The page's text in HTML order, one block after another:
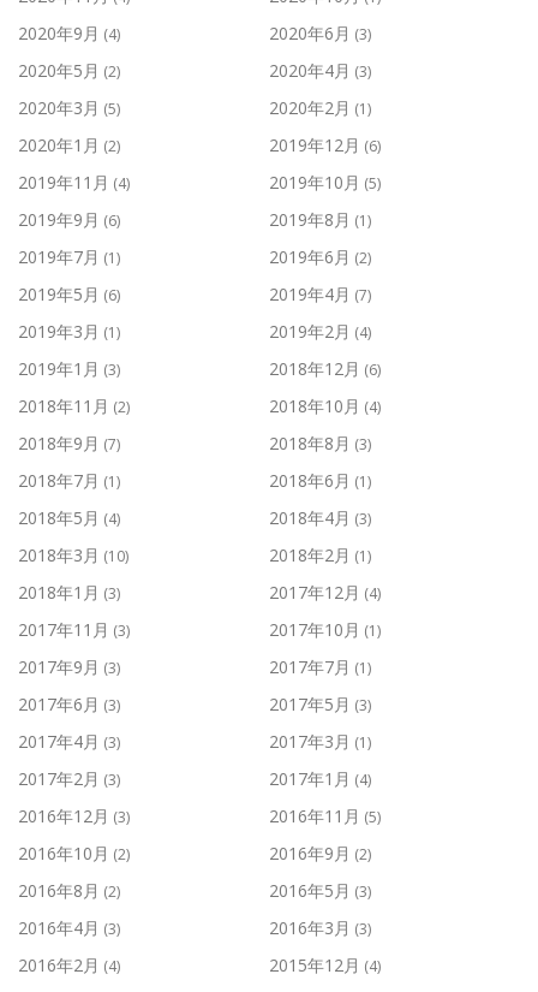
2020年9月 (4) 2020年6月 (3)
2020年5月 (2) 2020年4月 (3)
2020年3月 (5) 2020年2月 (1)
2020年1月 (2) 2019年12月 (6)
2019年11月 (4) 2019年10月 (5)
2019年9月 (6) 2019年8月 (1)
2019年7月 (1) 2019年6月 (2)
2019年5月 (6) 2019年4月 (7)
2019年3月 (1) 2019年2月 (4)
2019年1月 (3) 2018年12月 (6)
2018年11月 (2) 2018年10月 (4)
2018年9月 (7) 2018年8月 (3)
2018年7月 (1) 2018年6月 (1)
2018年5月 (4) 2018年4月 (3)
2018年3月 (10) 2018年2月 (1)
2018年1月 (3) 2017年12月 (4)
2017年11月 (3) 2017年10月 (1)
2017年9月 (3) 2017年7月 (1)
2017年6月 (3) 2017年5月 (3)
2017年4月 (3) 2017年3月 (1)
2017年2月 (3) 2017年1月 (4)
2016年12月 (3) 2016年11月 (5)
2016年10月 (2) 2016年9月 (2)
2016年8月 (2) 2016年5月 (3)
2016年4月 (3) 2016年3月 (3)
2016年2月 (4) 2015年12月 (4)